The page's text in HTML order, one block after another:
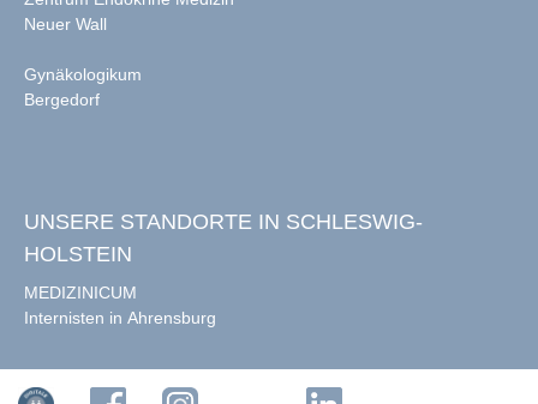
Neuer Wall
Gynäkologikum
Bergedorf
UNSERE STANDORTE IN SCHLESWIG-
HOLSTEIN
MEDIZINICUM
Internisten in Ahrensburg